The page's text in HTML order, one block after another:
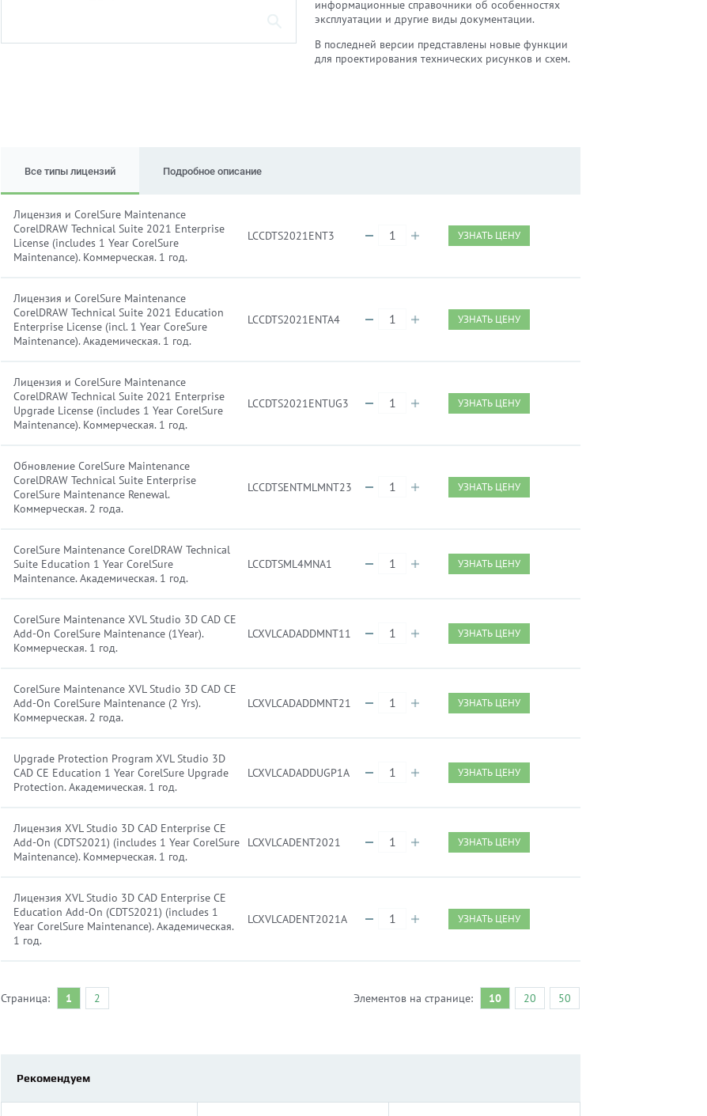
информационные справочники об особенностях
эксплуатации и другие виды документации.
В последней версии представлены новые функции
для проектирования технических рисунков и схем.
Все типы лицензий Подробное описание
Лицензия и CorelSure Maintenance
CorelDRAW Technical Suite 2021 Enterprise
License (includes 1 Year CorelSure
Maintenance). Коммерческая. 1 год.
LCCDTS2021ENT3 УЗНАТЬ ЦЕНУ
Лицензия и CorelSure Maintenance
CorelDRAW Technical Suite 2021 Education
Enterprise License (incl. 1 Year CoreSure
Maintenance). Академическая. 1 год.
LCCDTS2021ENTA4 УЗНАТЬ ЦЕНУ
Лицензия и CorelSure Maintenance
CorelDRAW Technical Suite 2021 Enterprise
Upgrade License (includes 1 Year CorelSure
Maintenance). Коммерческая. 1 год.
LCCDTS2021ENTUG3 УЗНАТЬ ЦЕНУ
Обновление CorelSure Maintenance
CorelDRAW Technical Suite Enterprise
CorelSure Maintenance Renewal.
Коммерческая. 2 года.
LCCDTSENTMLMNT23 УЗНАТЬ ЦЕНУ
CorelSure Maintenance CorelDRAW Technical
Suite Education 1 Year CorelSure
Maintenance. Академическая. 1 год.
LCCDTSML4MNA1 УЗНАТЬ ЦЕНУ
CorelSure Maintenance XVL Studio 3D CAD CE
Add-On CorelSure Maintenance (1Year).
Коммерческая. 1 год.
LCXVLCADADDMNT11 УЗНАТЬ ЦЕНУ
CorelSure Maintenance XVL Studio 3D CAD CE
Add-On CorelSure Maintenance (2 Yrs).
Коммерческая. 2 года.
LCXVLCADADDMNT21 УЗНАТЬ ЦЕНУ
Upgrade Protection Program XVL Studio 3D
CAD CE Education 1 Year CorelSure Upgrade
Protection. Академическая. 1 год.
LCXVLCADADDUGP1A УЗНАТЬ ЦЕНУ
Лицензия XVL Studio 3D CAD Enterprise CE
Add-On (CDTS2021) (includes 1 Year CorelSure
Maintenance). Коммерческая. 1 год.
LCXVLCADENT2021 УЗНАТЬ ЦЕНУ
Лицензия XVL Studio 3D CAD Enterprise CE
Education Add-On (CDTS2021) (includes 1
Year CorelSure Maintenance). Академическая.
1 год.
LCXVLCADENT2021A УЗНАТЬ ЦЕНУ
Страница: 1 2 Элементов на странице: 10 20 50
Рекомендуем